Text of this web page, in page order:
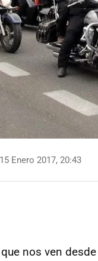
Enero 2017, 20:43
nos ven